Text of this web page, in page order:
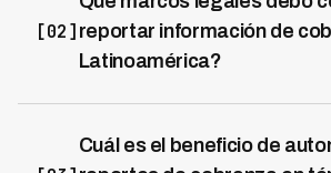
[02] reportar información de
Latinoamérica?
cumplir al reportar resultados de
Cuál es el beneficio de